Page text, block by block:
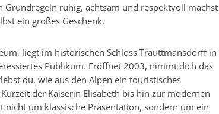
ruhig, achtsam und respektvoll machst
ein großes Geschenk.
liegt im historischen Schloss Trauttmansdorff in
Publikum. Eröffnet 2003, nimmt dich das
du, wie aus den Alpen ein touristisches
der Kaiserin Elisabeth bis hin zur modernen
um klassische Präsentation, sondern um ein